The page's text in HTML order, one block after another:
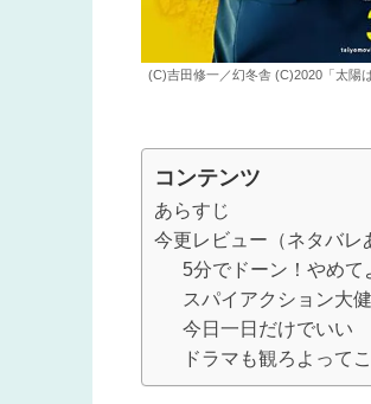
(C)吉田修一／幻冬舎 (C)2020「太陽
コンテンツ
あらすじ
今更レビュー（ネタバレ
5分でドーン！やめて
スパイアクション大
今日一日だけでいい
ドラマも観ろよって